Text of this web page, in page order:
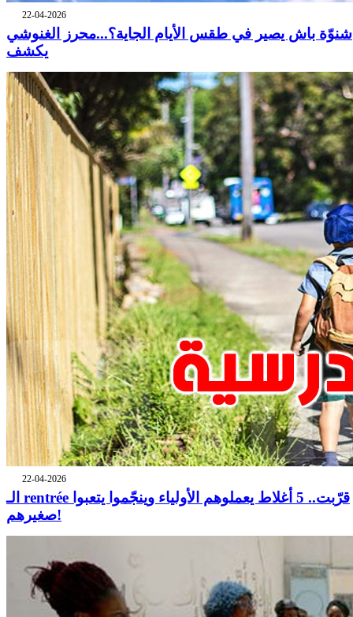
22-04-2026
شنوّة باش يصير في طقس الأيام الجاية؟...محرز الغنوشي
يكشف
22-04-2026
الـ rentrée قرّبت.. 5 أغلاط يعملوهم الأولياء وينجّموا يتعبوا
صغيرهم!